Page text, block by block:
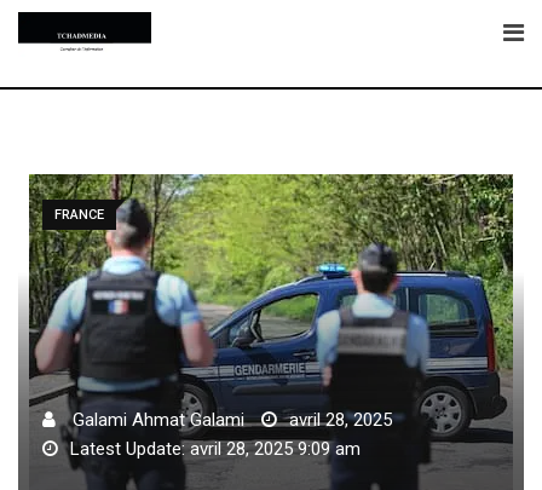
Skip
FRANCE
Galami Ahmat Galami
avril 28, 2025
Latest Update: avril 28, 2025 9:09 am